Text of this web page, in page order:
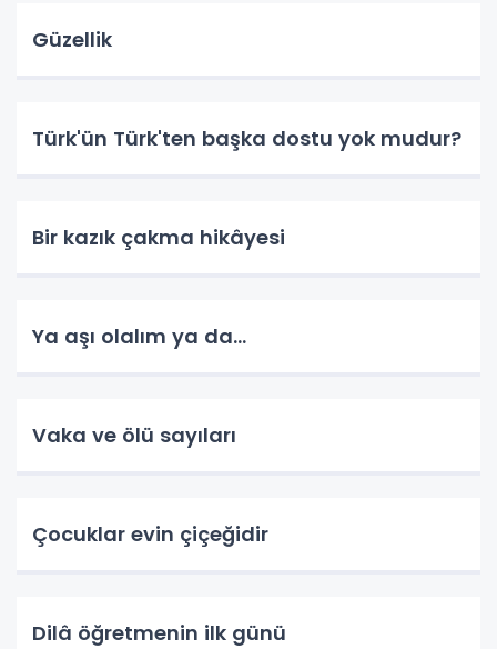
Güzellik
Türk'ün Türk'ten başka dostu yok mudur?
Bir kazık çakma hikâyesi
Ya aşı olalım ya da...
Vaka ve ölü sayıları
Çocuklar evin çiçeğidir
Dilâ öğretmenin ilk günü